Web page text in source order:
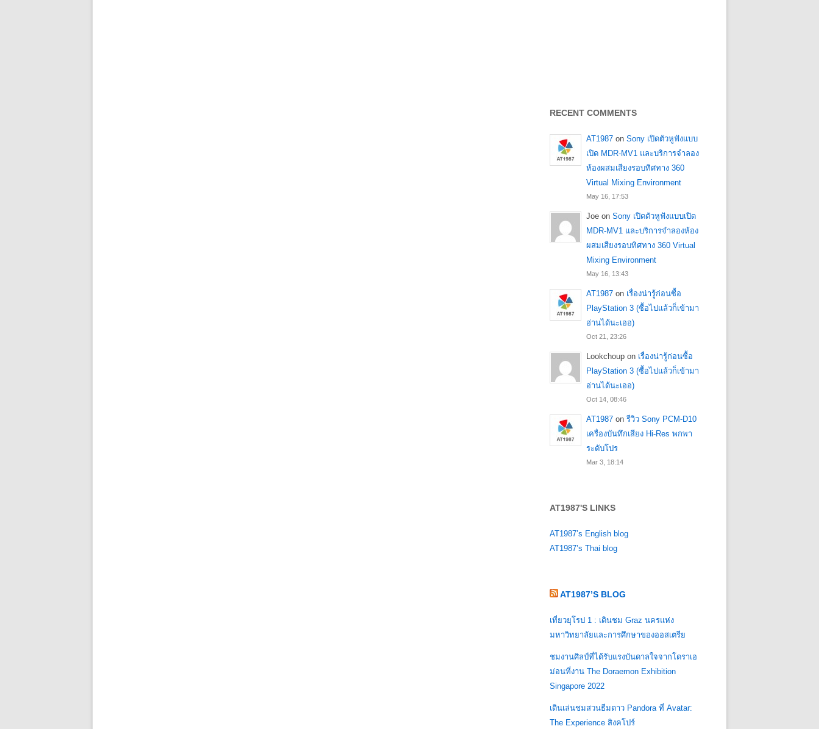
RECENT COMMENTS
AT1987 on Sony เปิดตัวหูฟังแบบ
เปิด MDR-MV1 และบริการจำลอง
ห้องผสมเสียงรอบทิศทาง 360
Virtual Mixing Environment
May 16, 17:53
Joe on Sony เปิดตัวหูฟังแบบเปิด
MDR-MV1 และบริการจำลองห้อง
ผสมเสียงรอบทิศทาง 360 Virtual
Mixing Environment
May 16, 13:43
AT1987 on เรื่องน่ารู้ก่อนซื้อ
PlayStation 3 (ซื้อไปแล้วก็เข้ามา
อ่านได้นะเออ)
Oct 21, 23:26
Lookchoup on เรื่องน่ารู้ก่อนซื้อ
PlayStation 3 (ซื้อไปแล้วก็เข้ามา
อ่านได้นะเออ)
Oct 14, 08:46
AT1987 on รีวิว Sony PCM-D10
เครื่องบันทึกเสียง Hi-Res พกพา
ระดับโปร
Mar 3, 18:14
AT1987'S LINKS
AT1987’s English blog
AT1987’s Thai blog
AT1987’S BLOG
เที่ยวยุโรป 1 : เดินชม Graz นครแห่ง
มหาวิทยาลัยและการศึกษาของออสเตรีย
ชมงานศิลป์ที่ได้รับแรงบันดาลใจจากโดราเอ
ม่อนที่งาน The Doraemon Exhibition
Singapore 2022
เดินเล่นชมสวนธีมดาว Pandora ที่ Avatar:
The Experience สิงคโปร์